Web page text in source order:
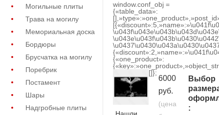
Могильные плиты
Трава на могилу
Мемориальная доска
Бордюры
Брусчатка на могилу
Поребрик
Постамент
Шары
Надгробные плиты
window.conf_obj =
{«table_data»:
{«one_product»:
[]};
6000
руб.
(цена
Выбор
: